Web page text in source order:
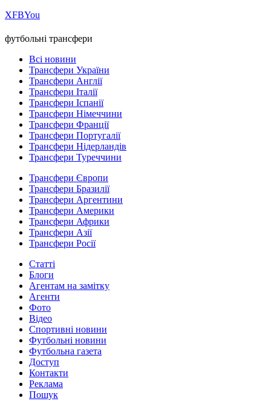
ХFBYou
футбольні трансфери
Всі новини
Трансфери України
Трансфери Англії
Трансфери Італії
Трансфери Іспанії
Трансфери Німеччини
Трансфери Франції
Трансфери Португалії
Трансфери Нідерландів
Трансфери Туреччини
Трансфери Європи
Трансфери Бразилії
Трансфери Аргентини
Трансфери Америки
Трансфери Африки
Трансфери Азії
Трансфери Росії
Статті
Блоги
Агентам на замітку
Агенти
Фото
Відео
Спортивні новини
Футбольні новини
Футбольна газета
Доступ
Контакти
Реклама
Пошук